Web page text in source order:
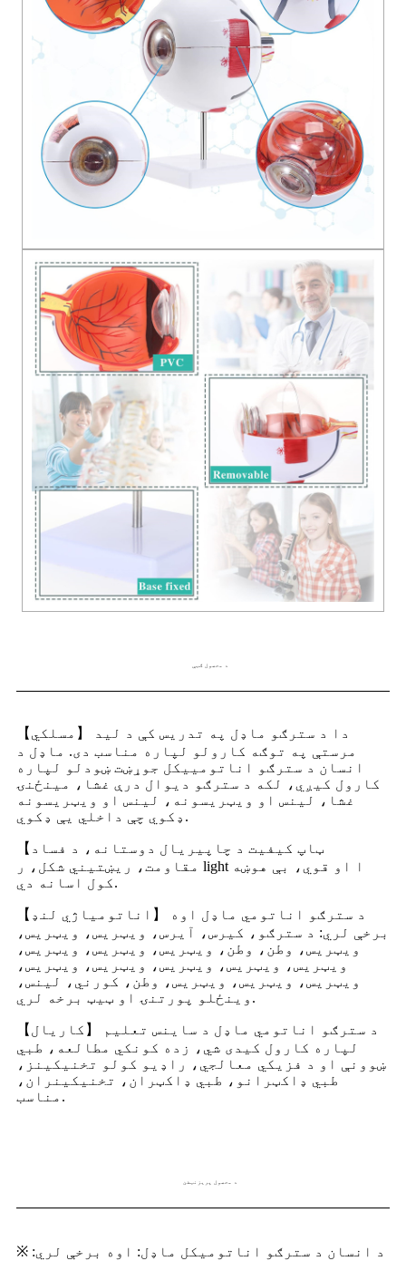
د محصول ګټې
【مسلکي】 دا د سترګو ماډل په تدریس کې د لید
مرستې په توګه کارولو لپاره مناسب دی. ماډل د
انسان د سترګو اناتوميیکل جوړښت ښودلو لپاره
کارول کیږي، لکه د سترګو دیوال درې غشا، مینځنۍ
غشا، لینس او ​​ویټریسونه، لینس او ​​ویټریسونه
ډکوي چې داخلي یې ډکوي.
【ټاپ کیفیت د چاپیریال دوستانه، د فساد
مقاومت، ریښتیني شکل، ر light ا او قوي، بې هوښه
کول اسانه دي.
【اناتومياژي لنډ】 د سترګو اناتومي ماډل اوه
برخې لري: د سترګو، کیرس، آیرس، ویټریس، ویټریس،
ویټریس، وطن، وطن، ویټریس، ویټریس، ویټریس،
ویټریس، ویټریس، ویټریس، ویټریس، ویټریس،
ویټریس، ویټریس، ویټریس، وطن، کورني، لینس،
وینځلو پورتنۍ او ټیټ برخه لري.
【کاریال】 د سترګو اناتومي ماډل د ساینس تعلیم
لپاره کارول کیدی شي، زده کونکي مطالعه، طبي
ښوونې او د فزیکي معالجي، راډیو کولو تخنیکینز،
طبي ډاکټرانو، طبي ډاکټران، تخنیکینران،
مناسب.
د محصول پریزنټشن
※ د انسان د سترګو اناتومیکل ماډل: اوه برخې لري: